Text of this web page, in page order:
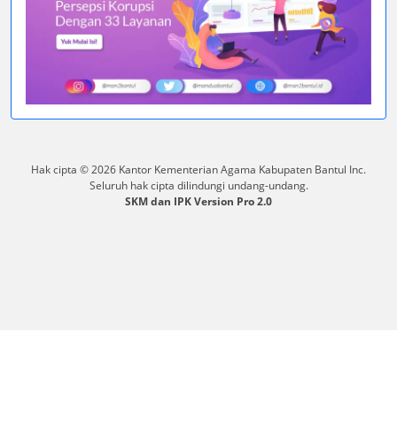
Hak cipta © 2026 Kantor Kementerian Agama Kabupaten Bantul Inc.
Seluruh hak cipta dilindungi undang-undang.
SKM dan IPK Version Pro 2.0